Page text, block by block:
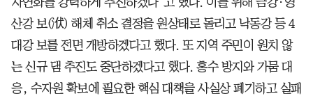
산강 보(洑) 해체 취소 결정을 원상태로 돌리고 낙동강 등 4
대강 보를 전면 개방하겠다고 했다. 또 지역 주민이 원치 않
는 신규 댐 추진도 중단하겠다고 했다. 홍수 방지와 가뭄 대
응, 수자원 확보에 필요한 핵심 대책을 사실상 폐기하고 실패